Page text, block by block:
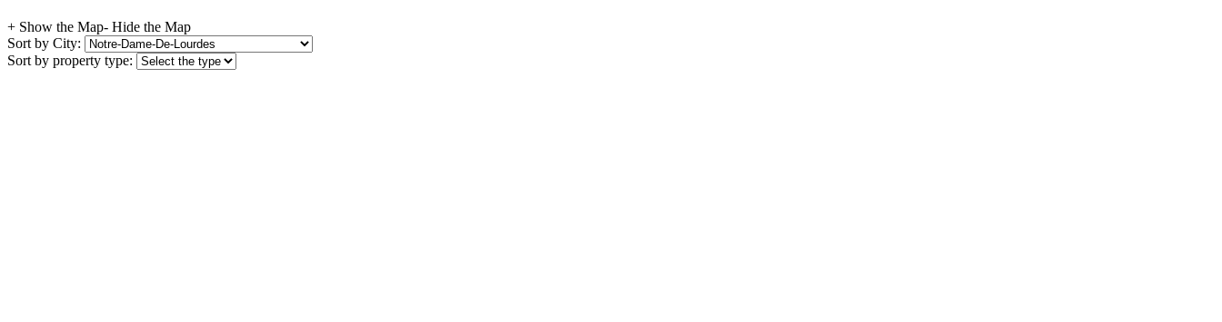
+ Show the Map- Hide the Map
Sort by City:
Sort by property type: